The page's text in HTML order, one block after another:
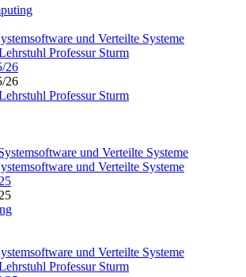
und Verteilte Systeme
Professur Sturm
26
26
Professur Sturm
und Verteilte Systeme
und Verteilte Systeme
und Verteilte Systeme
Professur Sturm